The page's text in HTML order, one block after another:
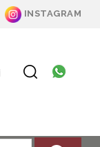
INSTAGRAM